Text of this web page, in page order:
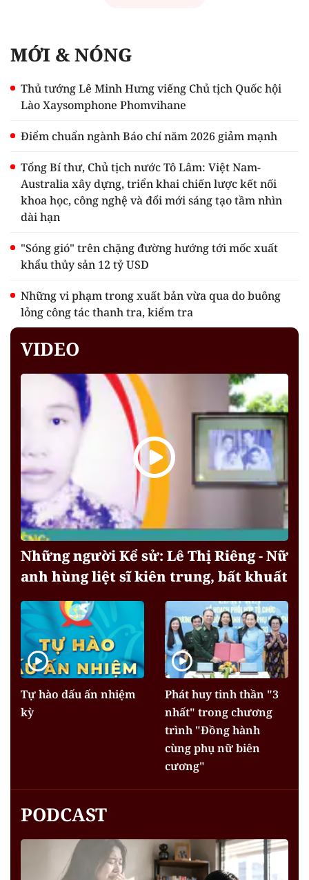
MỚI & NÓNG
Thủ tướng Lê Minh Hưng viếng Chủ tịch Quốc hội
Lào Xaysomphone Phomvihane
Điểm chuẩn ngành Báo chí năm 2026 giảm mạnh
Tổng Bí thư, Chủ tịch nước Tô Lâm: Việt Nam-
Australia xây dựng, triển khai chiến lược kết nối
khoa học, công nghệ và đổi mới sáng tạo tầm nhìn
dài hạn
"Sóng gió" trên chặng đường hướng tới mốc xuất
khẩu thủy sản 12 tỷ USD
Những vi phạm trong xuất bản vừa qua do buông
lỏng công tác thanh tra, kiểm tra
VIDEO
Những người Kể sử: Lê Thị Riêng - Nữ
anh hùng liệt sĩ kiên trung, bất khuất
Tự hào dấu ấn nhiệm
kỳ
Phát huy tinh thần "3
nhất" trong chương
trình "Đồng hành
cùng phụ nữ biên
cương"
PODCAST